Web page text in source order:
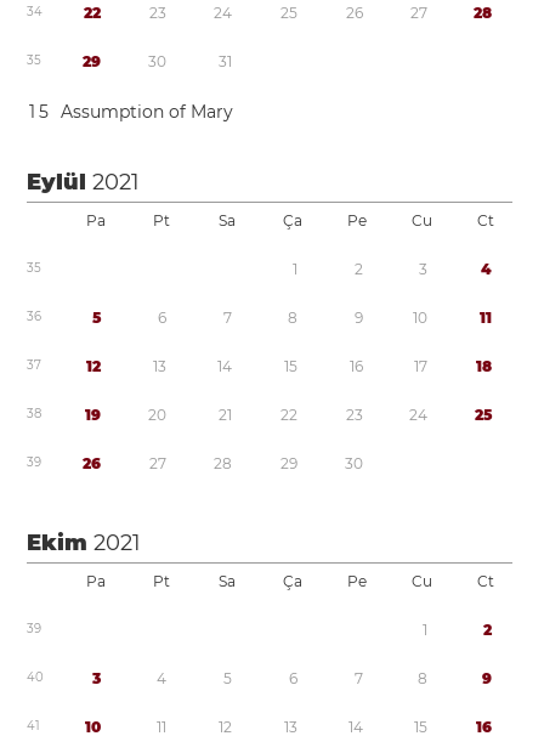
34 22 23 24 25 26 27 28
35 29 30 31
1 5 Assumption of Mary
Eylül2021
Pa Pt Sa Ça Pe Cu Ct
35 1 2 3 4
36 5 6 7 8 9 10 11
37 12 13 14 15 16 17 18
38 19 20 21 22 23 24 25
39 26 27 28 29 30
Ekim2021
Pa Pt Sa Ça Pe Cu Ct
39 1 2
40 3 4 5 6 7 8 9
41 10 11 12 13 14 15 16